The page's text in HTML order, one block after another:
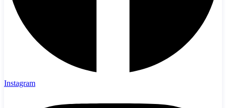
Instagram